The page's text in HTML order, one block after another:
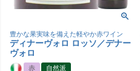
豊かな果実味を備えた軽やか赤ワイン
ディナーヴォロ ロッソ／デナー
ヴォロ
赤
自然派